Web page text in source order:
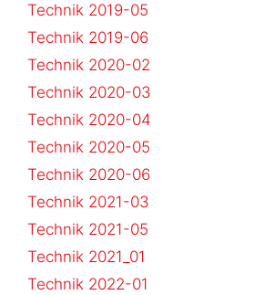
Technik 2019-05
Technik 2019-06
Technik 2020-02
Technik 2020-03
Technik 2020-04
Technik 2020-05
Technik 2020-06
Technik 2021-03
Technik 2021-05
Technik 2021_01
Technik 2022-01